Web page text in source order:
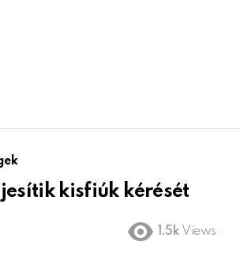
kisfiúk kérését
1.5k Views